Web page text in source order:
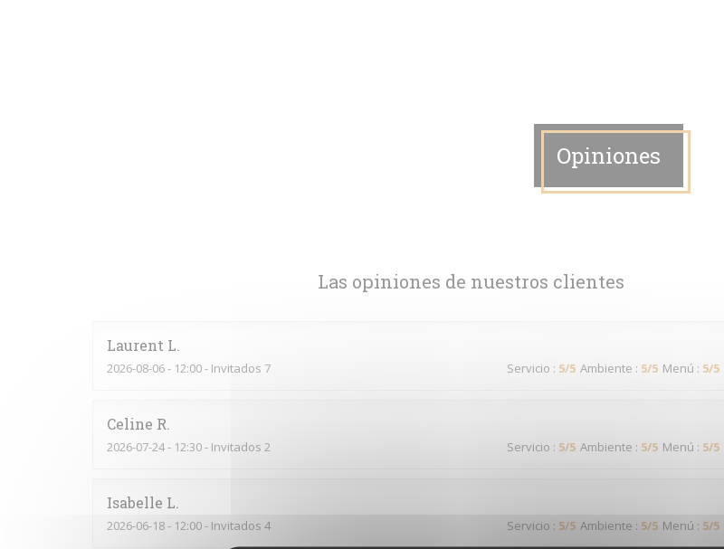
Opiniones
Las opiniones de nuestros clientes
Laurent L
2026-08-06- 12:00 - Invitados 7 Servicio : 5/5 Ambiente : 5/5 Menú : 5/5
Celine R
2026-07-24- 12:30 - Invitados 2 Servicio : 5/5 Ambiente : 5/5 Menú : 5/5
Isabelle L
2026-06-18- 12:00 - Invitados 4 Servicio : 5/5 Ambiente : 5/5 Menú : 5/5